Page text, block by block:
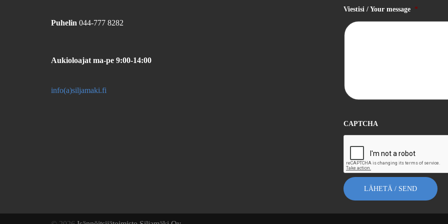
Puhelin 044-777 8282
Aukioloajat ma-pe 9:00-14:00
info(a)siljamaki.fi
Viestisi / Your message *
CAPTCHA